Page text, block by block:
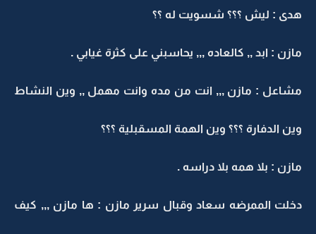
هدى : ليش ؟؟؟ شسويت له ؟؟
مازن : ابد ,, كالعاده ,,, يحاسبني على كثرة غيابي .
مشاعل : مازن ,,, انت من مده وانت مهمل ,, وين النشاط
وين الدفارة ؟؟؟ وين الهمة المسقبلية ؟؟؟
مازن : بلا همه بلا دراسه .
دخلت الممرضه سعاد وقبال سرير مازن : ها مازن ,,, كيف